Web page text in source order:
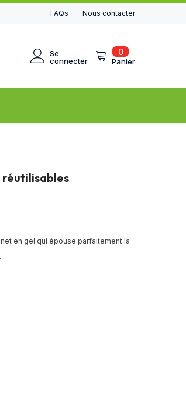
FAQs Nous contacter
00
article
Panier
Se
connecter
réutilisables
en gel qui épouse parfaitement la